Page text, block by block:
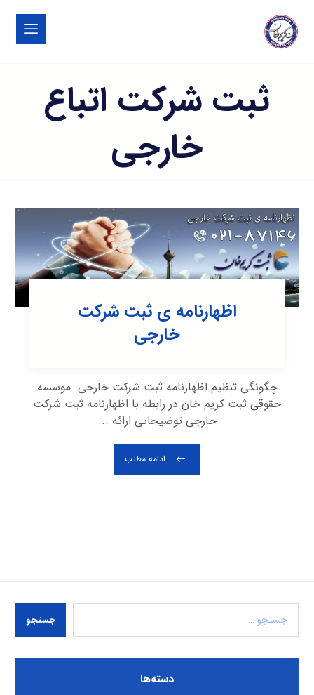
ثبت شرکت اتباع
خارجی
اظهارنامه ی ثبت شرکت
خارجی
چگونگی تنظیم اظهارنامه ثبت شرکت خارجی موسسه
حقوقی ثبت کریم خان در رابطه با اظهارنامه ثبت شرکت
خارجی توضیحاتی ارائه ...
ادامه مطلب
جستجو
دسته‌ها